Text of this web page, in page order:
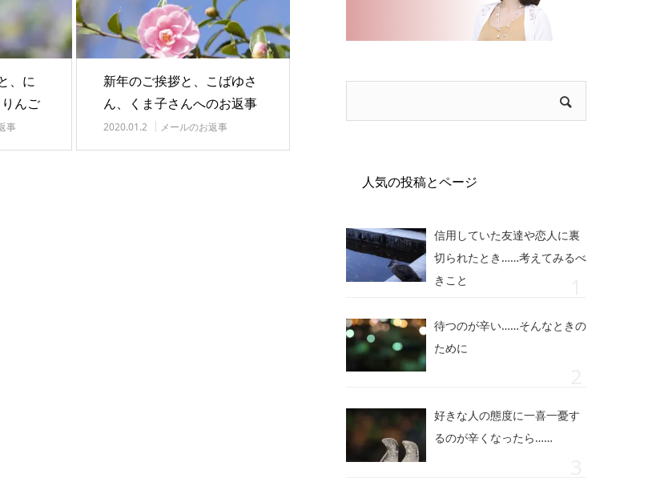
、に
んご
事
新年のご挨拶と、こばゆさ
ん、くま子さんへのお返事
です
2020.01.2 メールのお返事
人気の投稿とページ
信用していた友達や恋人に裏
切られたとき……考えてみるべ
きこと
待つのが辛い……そんなときの
ために
好きな人の態度に一喜一憂す
るのが辛くなったら……